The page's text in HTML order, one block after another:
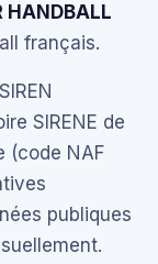
HANDBALL
français.
SIRENE de
(code NAF
publiques